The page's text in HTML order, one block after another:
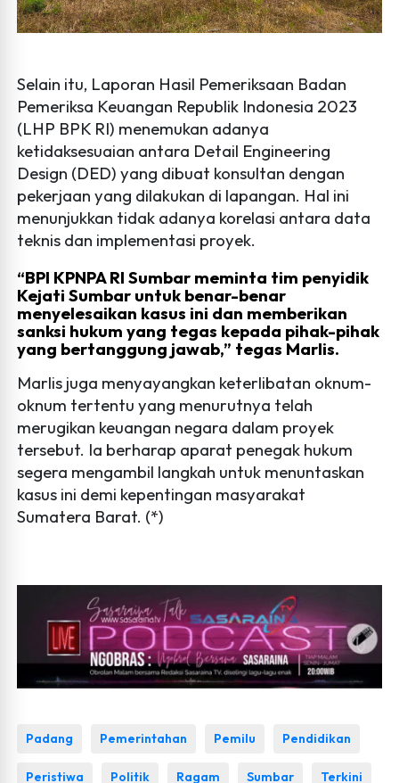
Selain itu, Laporan Hasil Pemeriksaan Badan
Pemeriksa Keuangan Republik Indonesia 2023
(LHP BPK RI) menemukan adanya
ketidaksesuaian antara Detail Engineering
Design (DED) yang dibuat konsultan dengan
pekerjaan yang dilakukan di lapangan. Hal ini
menunjukkan tidak adanya korelasi antara data
teknis dan implementasi proyek.
“BPI KPNPA RI Sumbar meminta tim penyidik
Kejati Sumbar untuk benar-benar
menyelesaikan kasus ini dan memberikan
sanksi hukum yang tegas kepada pihak-pihak
yang bertanggung jawab,” tegas Marlis.
Marlis juga menyayangkan keterlibatan oknum-
oknum tertentu yang menurutnya telah
merugikan keuangan negara dalam proyek
tersebut. Ia berharap aparat penegak hukum
segera mengambil langkah untuk menuntaskan
kasus ini demi kepentingan masyarakat
Sumatera Barat. (*)
Padang Pemerintahan Pemilu Pendidikan
Peristiwa Politik Ragam Sumbar Terkini